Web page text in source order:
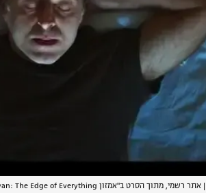
אתר רשמי, מתוך הסרט ב"אמזון Ronnie O'Sullivan: The Edge of Everything